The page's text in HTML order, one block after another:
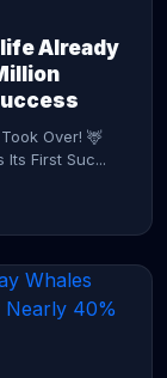
Already
Over! 🦌
Its First Suc...